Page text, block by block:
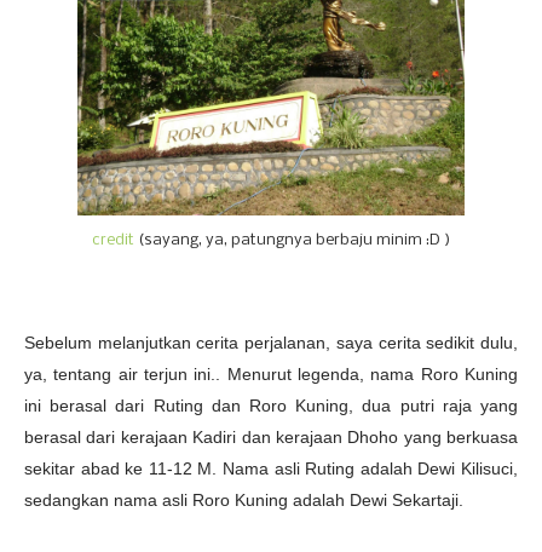
credit (sayang, ya, patungnya berbaju minim :D )
Sebelum melanjutkan cerita perjalanan, saya cerita sedikit dulu,
ya, tentang air terjun ini.. Menurut legenda, nama Roro Kuning
ini berasal dari Ruting dan Roro Kuning, dua putri raja yang
berasal dari kerajaan Kadiri dan kerajaan Dhoho yang berkuasa
sekitar abad ke 11-12 M. Nama asli Ruting adalah Dewi Kilisuci,
sedangkan nama asli Roro Kuning adalah Dewi Sekartaji.